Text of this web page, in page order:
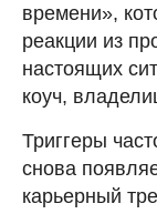
времени»,
реакции из
настоящих
коуч,
Триггеры
снова
карьерный